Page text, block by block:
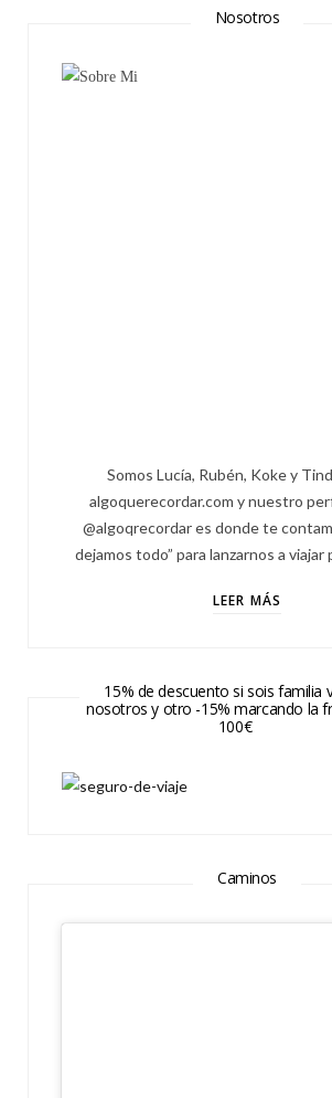
Nosotros
Somos Lucía, Rubén, Koke y
algoquerecordar.com y nuestro
@algoqrecordar es donde te
dejamos todo” para lanzarnos a viajar
LEER MÁS
15% de descuento si sois familia
nosotros y otro -15% marcando la
100€
Caminos